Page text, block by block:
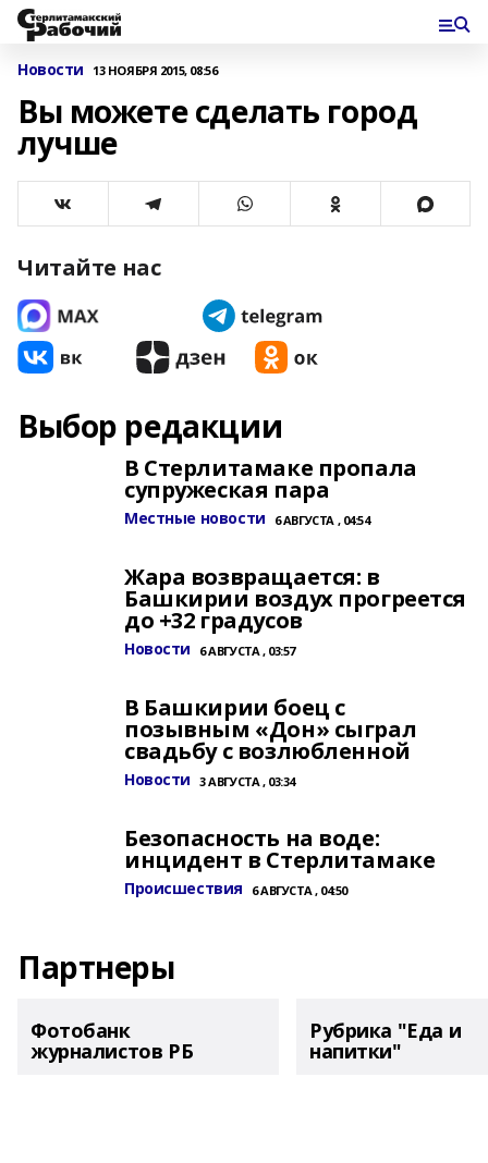
Новости 13 НОЯБРЯ 2015, 08:56
Вы можете сделать город
лучше
Читайте нас
Выбор редакции
В Стерлитамаке пропала
супружеская пара
Местные новости 6 АВГУСТА , 04:54
Жара возвращается: в
Башкирии воздух прогреется
до +32 градусов
Новости 6 АВГУСТА , 03:57
В Башкирии боец с
позывным «Дон» сыграл
свадьбу с возлюбленной
Новости 3 АВГУСТА , 03:34
Безопасность на воде:
инцидент в Стерлитамаке
Происшествия 6 АВГУСТА , 04:50
Партнеры
Фотобанк
журналистов РБ
Рубрика "Еда и
напитки"